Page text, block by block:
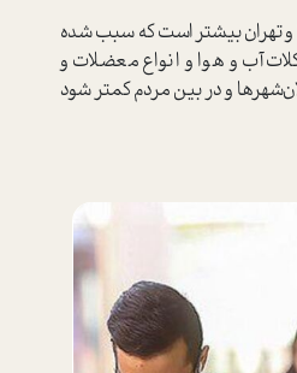
و تهران بیشتر است که سبب شده
آب و هوا و انواع معضلات و
و در بین مردم کمتر ‌شود